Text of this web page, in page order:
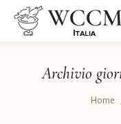
Archivio
Tu
Home